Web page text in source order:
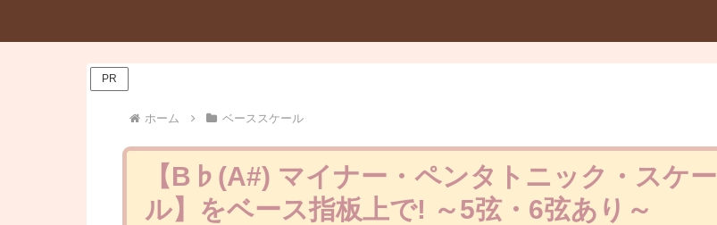
PR
ホーム ベーススケール
【B♭(A#) マイナー・ペンタトニック・スケー
ル】をベース指板上で! ～5弦・6弦あり～